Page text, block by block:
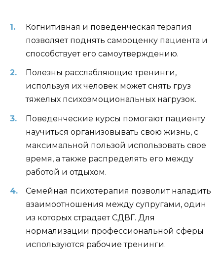
Когнитивная и поведенческая терапия
позволяет поднять самооценку пациента и
способствует его самоутверждению.
Полезны расслабляющие тренинги,
используя их человек может снять груз
тяжелых психоэмоциональных нагрузок.
Поведенческие курсы помогают пациенту
научиться организовывать свою жизнь, с
максимальной пользой использовать свое
время, а также распределять его между
работой и отдыхом.
Семейная психотерапия позволит наладить
взаимоотношения между супругами, один
из которых страдает СДВГ. Для
нормализации профессиональной сферы
используются рабочие тренинги.